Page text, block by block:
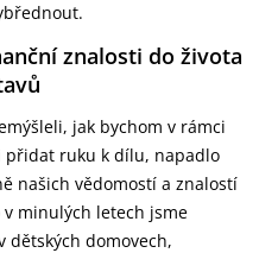
znalosti do života
jak bychom v rámci
přidat ruku k dílu, napadlo
našich vědomostí a znalostí
minulých letech jsme
dětských domovech,